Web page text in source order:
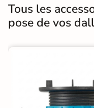
Tous les
pose de vos